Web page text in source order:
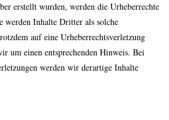
erstellt wurden, werden die Urheberrechte
werden Inhalte Dritter als solche
auf eine Urheberrechtsverletzung
um einen entsprechenden Hinweis. Bei
werden wir derartige Inhalte